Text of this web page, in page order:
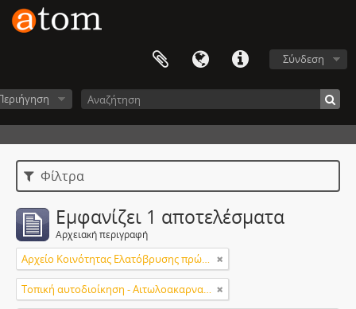
Σύνδεση
Φίλτρα
Εμφανίζει 1 αποτελέσματα
Αρχειακή περιγραφή
Aρχείο Κοινότητας Ελατόβρυσης πρώην Δήμου Αποδοτίας
Τοπική αυτοδιοίκηση - Αιτωλοακαρνανία (Νομός)